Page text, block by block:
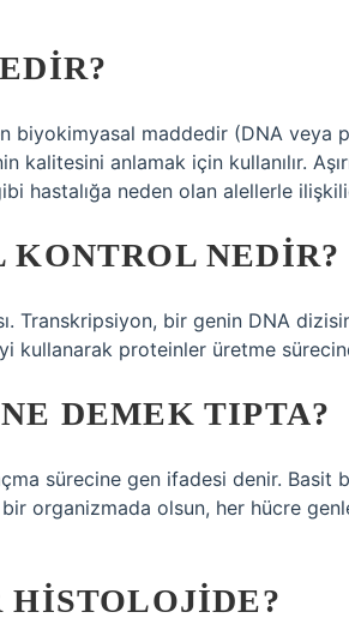
biyokimyasal maddedir (DNA veya
kalitesini anlamak için kullanılır.
hastalığa neden olan alellerle
KONTROL NEDIR?
Transkripsiyon, bir genin DNA
kullanarak proteinler üretme
DEMEK TIPTA?
sürecine gen ifadesi denir. Basit
organizmada olsun, her hücre
HISTOLOJIDE?